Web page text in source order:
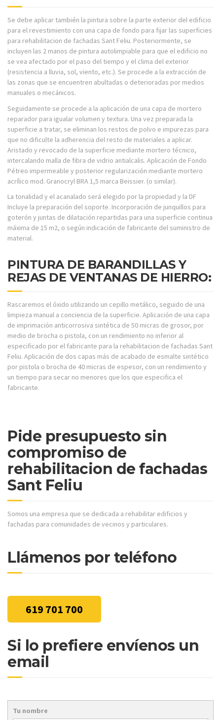
Se debe aplicar también la pintura sobre la parte exterior del edificio
para el revestimiento con una capa de fondo para fijar las superficies
para rehabilitacion de fachadas Sant Feliu. Posteriormente, se
incluyen las 2 manos de pintura autolimpiable para que el edificio no
se vea afectado por el paso del tiempo y el clima del exterior
(resistencia a lluvia, sol, viento, etc.). Se procede a la extracción de
las zonas que se encuentren abultadas o deterioradas por medios
manuales o mecánicos.
Seguidamente se procede a la aplicación de una capa de mortero
reparador para igualar volumen y textura. Una vez preparada la
superficie a tratar, se eliminan los restos de polvo e impurezas para
que no dificulte la adherencia del resto de materiales a aplicar.
Aristado y revocado de la superficie mediante mortero técnico,
intercalando malla de fibra de vidrio antialcalis. Aplicación de Fondo
Pétreo impermeable y posterior regularización mediante mortero
acrílico mod. Granocryl BRA 1,5 marca Beissier. (o similar).
La tonalidad y el acanalado será elegido por la propiedad y la DF
Incluye la preparación del soporte. Incorporación de junquillos para
goterón y juntas de dilatación repartidas para una superficie continua
máxima de 15 m2, o según indicación de fabricante del suministro de
material.
PINTURA DE BARANDILLAS Y
REJAS DE VENTANAS DE HIERRO:
Rascaremos el óxido utilizando un cepillo metálico, seguido de una
limpieza manual a conciencia de la superficie. Aplicación de una capa
de imprimación anticorrosiva sintética de 50 micras de grosor, por
medio de brocha o pistola, con un rendimiento no inferior al
especificado por el fabricante para la rehabilitacion de fachadas Sant
Feliu. Aplicación de dos capas más de acabado de esmalte sintético
por pistola o brocha de 40 micras de espesor, con un rendimiento y
un tiempo para secar no menores que los que especifica el
fabricante.
Pide presupuesto sin
compromiso de
rehabilitacion de fachadas
Sant Feliu
Somos una empresa que se dedicada a rehabilitar edificios y
fachadas para comunidades de vecinos y particulares.
Llámenos por teléfono
619 701 700
Si lo prefiere envíenos un
email
Tu nombre